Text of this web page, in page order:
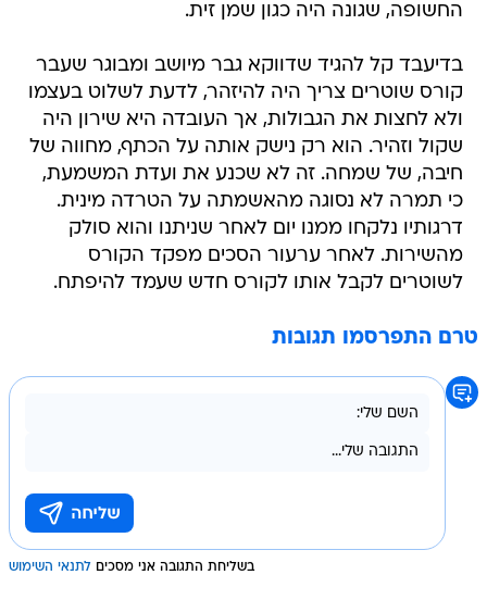
החשופה, שגונה היה כגון שמן זית.
בדיעבד קל להגיד שדווקא גבר מיושב ומבוגר שעבר
קורס שוטרים צריך היה להיזהר, לדעת לשלוט בעצמו
ולא לחצות את הגבולות, אך העובדה היא שירון היה
שקול וזהיר. הוא רק נישק אותה על הכתף, מחווה של
חיבה, של שמחה. זה לא שכנע את ועדת המשמעת,
כי תמרה לא נסוגה מהאשמתה על הטרדה מינית.
דרגותיו נלקחו ממנו יום לאחר שניתנו והוא סולק
מהשירות. לאחר ערעור הסכים מפקד הקורס
לשוטרים לקבל אותו לקורס חדש שעמד להיפתח.
טרם התפרסמו תגובות
בשליחת התגובה אני מסכים לתנאי השימוש